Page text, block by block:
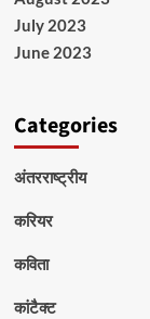
July 2023
June 2023
Categories
अंतरराष्ट्रीय
करियर
कविता
कांटैक्ट